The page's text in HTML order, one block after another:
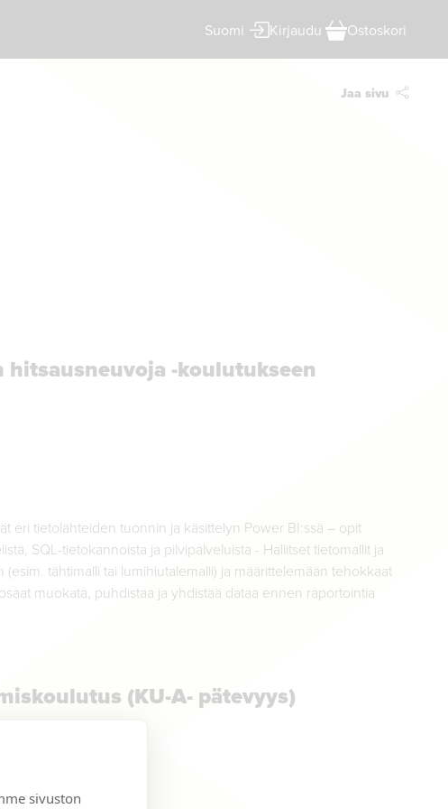
Suomi Kirjaudu Ostoskori
Jaa sivu
hitsausneuvoja -koulutukseen
eri tietolähteiden tuonnin ja käsittelyn Power BI:ssä – opit
SQL-tietokannoista ja pilvipalveluista - Hallitset tietomallit ja
tähtimalli tai lumihiutalemalli) ja määrittelemään tehokkaat
muokata, puhdistaa ja yhdistää dataa ennen raportointia
(KU-A- pätevyys)
sivuston